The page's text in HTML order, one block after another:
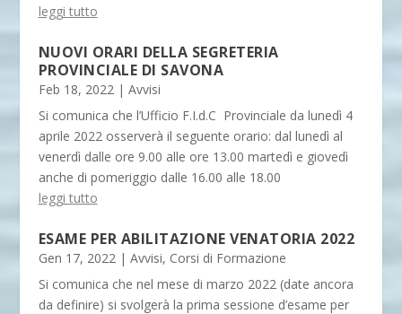
leggi tutto
NUOVI ORARI DELLA SEGRETERIA
PROVINCIALE DI SAVONA
Feb 18, 2022| Avvisi
Si comunica che l’Ufficio F.I.d.C Provinciale da lunedì 4
aprile 2022 osserverà il seguente orario: dal lunedì al
venerdì dalle ore 9.00 alle ore 13.00 martedì e giovedì
anche di pomeriggio dalle 16.00 alle 18.00
leggi tutto
ESAME PER ABILITAZIONE VENATORIA 2022
Gen 17, 2022| Avvisi, Corsi di Formazione
Si comunica che nel mese di marzo 2022 (date ancora
da definire) si svolgerà la prima sessione d’esame per